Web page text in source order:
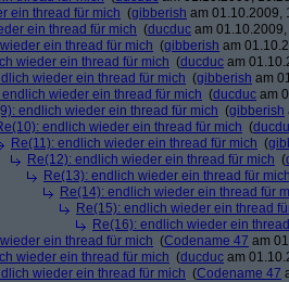
ein thread für mich (gibberish am 01.10.2009,
ein thread für mich (ducduc am
ein thread für mich (gibberish am
wieder ein thread für mich (ducduc am
wieder ein thread für mich (gibberish am
endlich wieder ein thread für mich (ducduc am
endlich wieder ein thread für mich (gibberish
endlich wieder ein thread für mich (
Re(11): endlich wieder ein thread für mich (
Re(12): endlich wieder ein thread für mich (
Re(13): endlich wieder ein thread für mich
Re(14): endlich wieder ein thread für
Re(15): endlich wieder ein thread
Re(16): endlich wieder ein
ein thread für mich (Codename 47 am
wieder ein thread für mich (ducduc am
wieder ein thread für mich (Codename 47